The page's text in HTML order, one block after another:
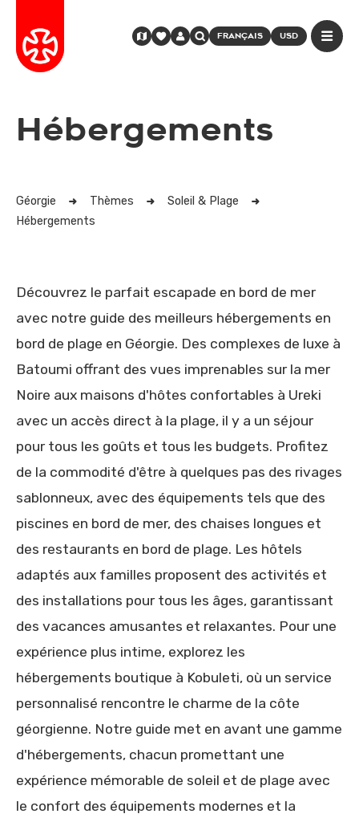
FRANÇAIS USD
Hébergements
Géorgie Thèmes
Soleil & Plage
Hébergements
Découvrez le parfait escapade en bord de mer
avec notre guide des meilleurs hébergements en
bord de plage en Géorgie. Des complexes de luxe à
Batoumi offrant des vues imprenables sur la mer
Noire aux maisons d'hôtes confortables à Ureki
avec un accès direct à la plage, il y a un séjour
pour tous les goûts et tous les budgets. Profitez
de la commodité d'être à quelques pas des rivages
sablonneux, avec des équipements tels que des
piscines en bord de mer, des chaises longues et
des restaurants en bord de plage. Les hôtels
adaptés aux familles proposent des activités et
des installations pour tous les âges, garantissant
des vacances amusantes et relaxantes. Pour une
expérience plus intime, explorez les
hébergements boutique à Kobuleti, où un service
personnalisé rencontre le charme de la côte
géorgienne. Notre guide met en avant une gamme
d'hébergements, chacun promettant une
expérience mémorable de soleil et de plage avec
le confort des équipements modernes et la